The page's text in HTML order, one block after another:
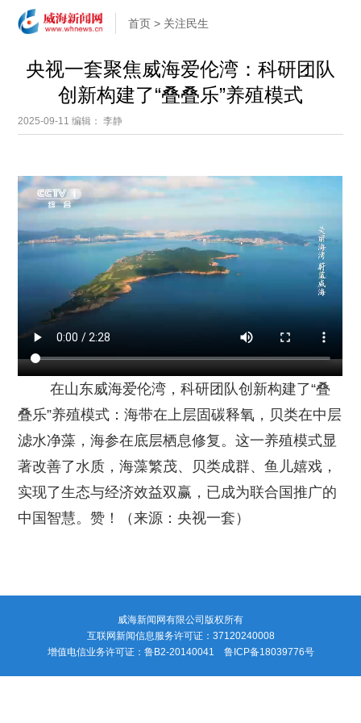
首页 > 关注民生
央视一套聚焦威海爱伦湾：科研团队
创新构建了“叠叠乐”养殖模式
2025-09-11编辑： 李静
在山东威海爱伦湾，科研团队创新构建了“叠
叠乐”养殖模式：海带在上层固碳释氧，贝类在中层
滤水净藻，海参在底层栖息修复。这一养殖模式显
著改善了水质，海藻繁茂、贝类成群、鱼儿嬉戏，
实现了生态与经济效益双赢，已成为联合国推广的
中国智慧。赞！（来源：央视一套）
威海新闻网有限公司版权所有
互联网新闻信息服务许可证：37120240008
增值电信业务许可证：鲁B2-20140041 鲁ICP备18039776号